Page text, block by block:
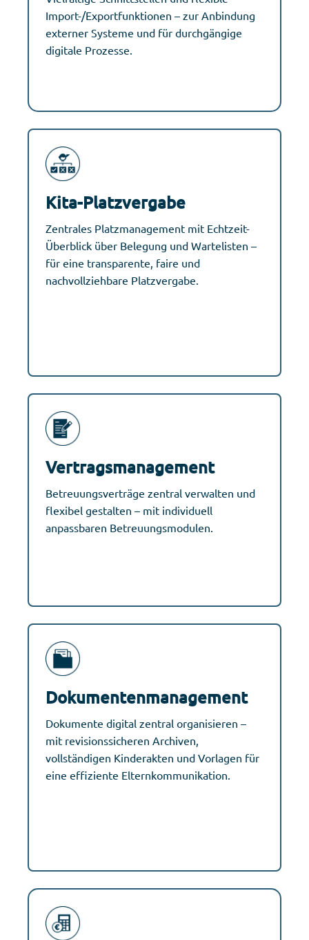
Import-/Exportfunktionen – zur Anbindung
externer Systeme und für durchgängige
digitale Prozesse.
Kita-Platzvergabe
Zentrales Platzmanagement mit Echtzeit-
Überblick über Belegung und Wartelisten –
für eine transparente, faire und
nachvollziehbare Platzvergabe.
Vertragsmanagement
Betreuungsverträge zentral verwalten und
flexibel gestalten – mit individuell
anpassbaren Betreuungsmodulen.
Dokumentenmanagement
Dokumente digital zentral organisieren –
mit revisionssicheren Archiven,
vollständigen Kinderakten und Vorlagen für
eine effiziente Elternkommunikation.